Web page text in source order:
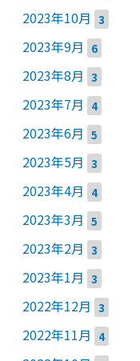
2023年10月 3
2023年9月 6
2023年8月 3
2023年7月 4
2023年6月 5
2023年5月 3
2023年4月 4
2023年3月 5
2023年2月 3
2023年1月 3
2022年12月 3
2022年11月 4